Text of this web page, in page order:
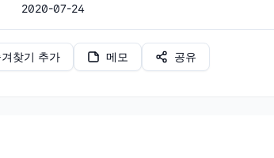
2020-07-24
겨찾기 추가 메모 공유